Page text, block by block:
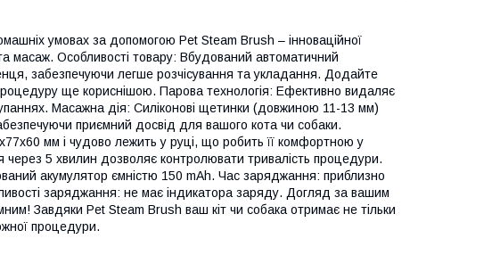
умовах за допомогою Pet Steam Brush – інноваційної
масаж. Особливості товару: Вбудований автоматичний
забезпечуючи легше розчісування та укладання. Додайте
ще кориснішою. Парова технологія: Ефективно видаляє
Масажна дія: Силіконові щетинки (довжиною 11-13 мм)
приємний досвід для вашого кота чи собаки.
мм і чудово лежить у руці, що робить її комфортною у
через 5 хвилин дозволяє контролювати тривалість процедури.
акумулятор ємністю 150 mAh. Час заряджання: приблизно
заряджання: не має індикатора заряду. Догляд за вашим
Завдяки Pet Steam Brush ваш кіт чи собака отримає не тільки
процедури.